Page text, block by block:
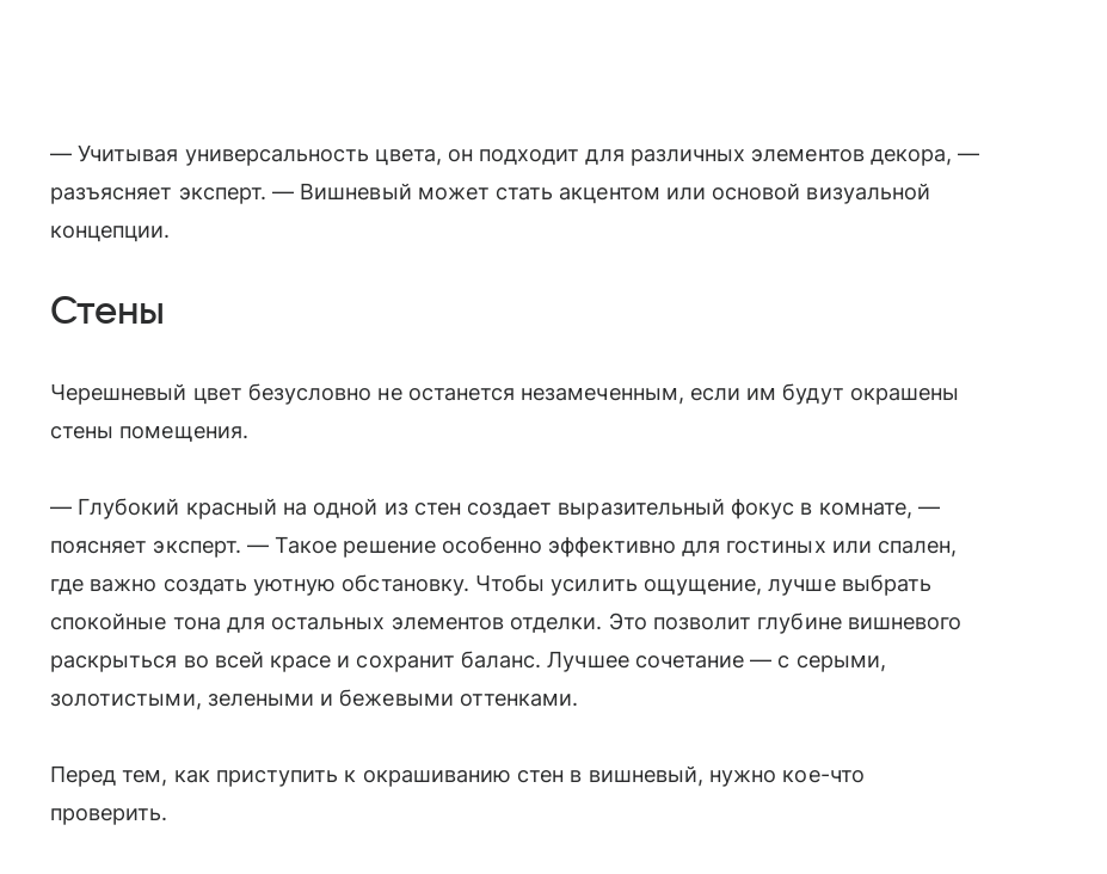
— Учитывая универсальность цвета, он подходит для различных элементов декора, —
разъясняет эксперт. — Вишневый может стать акцентом или основой визуальной
концепции.
Стены
Черешневый цвет безусловно не останется незамеченным, если им будут окрашены
стены помещения.
— Глубокий красный на одной из стен создает выразительный фокус в комнате, —
поясняет эксперт. — Такое решение особенно эффективно для гостиных или спален,
где важно создать уютную обстановку. Чтобы усилить ощущение, лучше выбрать
спокойные тона для остальных элементов отделки. Это позволит глубине вишневого
раскрыться во всей красе и сохранит баланс. Лучшее сочетание — с серыми,
золотистыми, зелеными и бежевыми оттенками.
Перед тем, как приступить к окрашиванию стен в вишневый, нужно кое-что
проверить.